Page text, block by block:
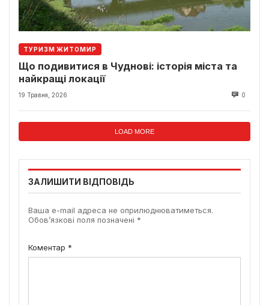
ТУРИЗМ ЖИТОМИР
Що подивитися в Чуднові: історія міста та
найкращі локації
19 Травня, 2026 0
LOAD MORE
ЗАЛИШИТИ ВІДПОВІДЬ
Ваша e-mail адреса не оприлюднюватиметься.
Обов’язкові поля позначені *
Коментар *